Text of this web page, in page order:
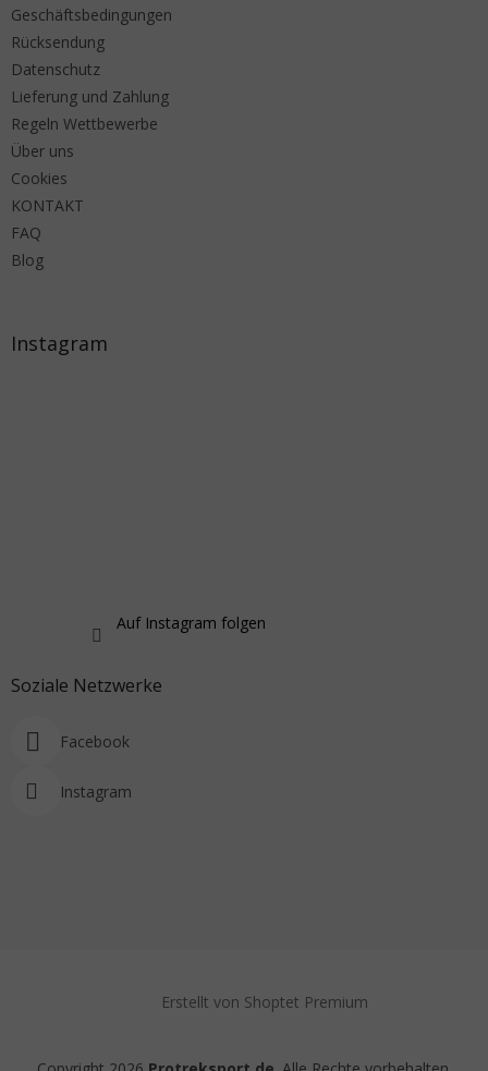
Geschäftsbedingungen
Rücksendung
Datenschutz
Lieferung und Zahlung
Regeln Wettbewerbe
Über uns
Cookies
KONTAKT
FAQ
Blog
Instagram
Auf Instagram folgen
Soziale Netzwerke
Facebook
Instagram
Erstellt von Shoptet Premium